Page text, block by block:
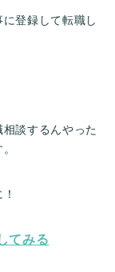
登録して転職し
談するんやった
てみる